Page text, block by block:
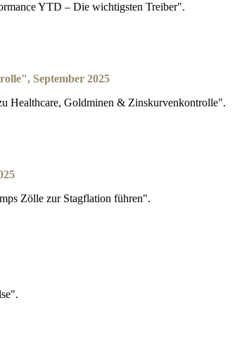
YTD – Die wichtigsten Treiber".
September 2025
Healthcare, Goldminen & Zinskurvenkontrolle".
Zölle zur Stagflation führen".